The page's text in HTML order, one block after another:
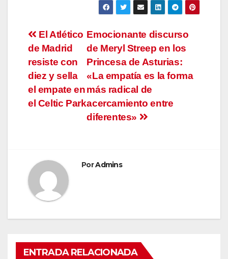
Navegación
de
entradas
Emocionante discurso
de Meryl Streep en los
Princesa de Asturias:
«La empatía es la forma
más radical de
acercamiento entre
diferentes»
El Atlético
de Madrid
resiste con
diez y sella
el empate en
el Celtic Park
PorAdmins
ENTRADA RELACIONADA